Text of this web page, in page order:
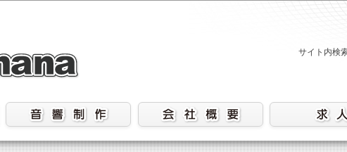
サイト内検